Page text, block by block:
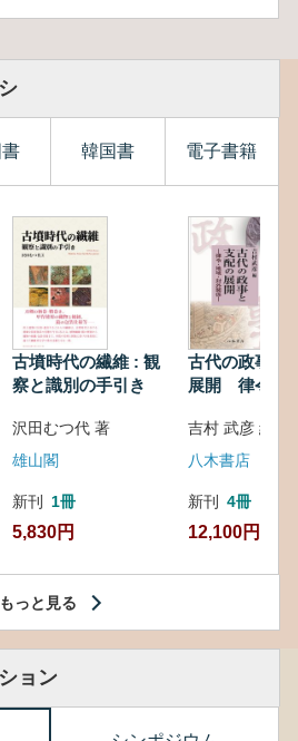
韓国書 電子書籍
古墳時代の繊維 : 観
察と識別の手引き
沢田むつ代 著
雄山閣
新刊 1冊
5,830円
古代の政事と
展開 律令・
吉村 武彦 編集
八木書店
新刊 4冊
12,100円
もっと見る
ョン